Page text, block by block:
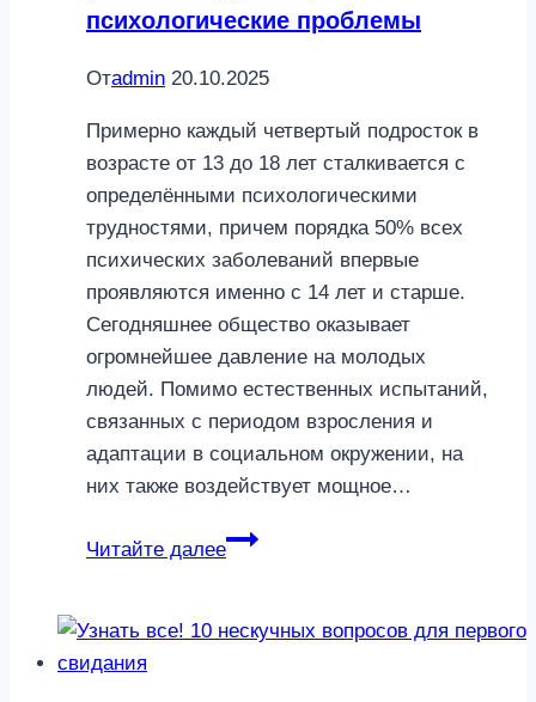
психологические проблемы
Отadmin 20.10.2025
Примерно каждый четвертый подросток в
возрасте от 13 до 18 лет сталкивается с
определёнными психологическими
трудностями, причем порядка 50% всех
психических заболеваний впервые
проявляются именно с 14 лет и старше.
Сегодняшнее общество оказывает
огромнейшее давление на молодых
людей. Помимо естественных испытаний,
связанных с периодом взросления и
адаптации в социальном окружении, на
них также воздействует мощное…
Читайте далее
8
что